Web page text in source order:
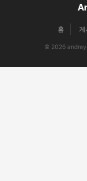
홈
© 2026